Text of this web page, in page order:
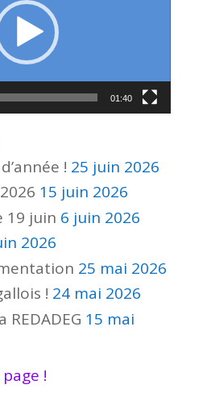
01:40
! 25 juin 2026
15 juin 2026
19 juin 6 juin 2026
2026
25 mai 2026
! 24 mai 2026
REDADEG 15 mai
!